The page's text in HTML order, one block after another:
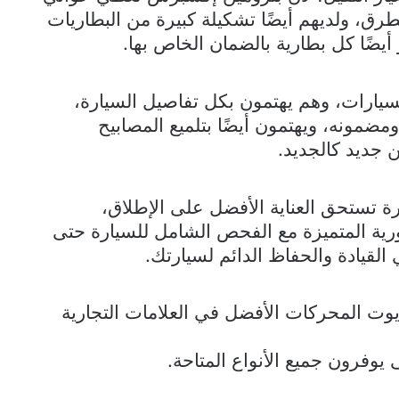
أيضًا كل بطارية بالضمان الخاص بها.
وهم يهتمون بكل تفاصيل السيارة،
ويهتمون أيضًا بتلميع المصابيح
جديد كالجديد.
تستحق العناية الأفضل على الإطلاق،
المتميزة مع الفحص الشامل للسيارة حتى
والحفاظ الدائم لسيارتك.
الأفضل في العلامات التجارية
جميع الأنواع المتاحة.